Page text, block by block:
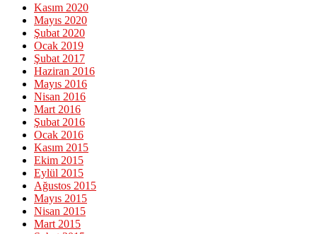
Kasım 2020
Mayıs 2020
Şubat 2020
Ocak 2019
Şubat 2017
Haziran 2016
Mayıs 2016
Nisan 2016
Mart 2016
Şubat 2016
Ocak 2016
Kasım 2015
Ekim 2015
Eylül 2015
Ağustos 2015
Mayıs 2015
Nisan 2015
Mart 2015